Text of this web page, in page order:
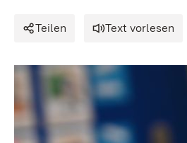
Teilen Text vorlesen